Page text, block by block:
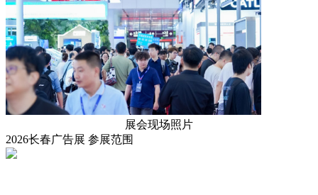
展会现场照片
2026长春广告展 参展范围